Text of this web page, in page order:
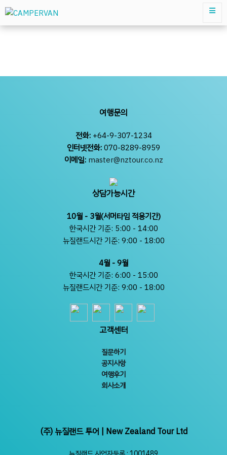
(주) 뉴질랜드 투어 | New Zealand Tour Ltd
여행문의
전화:+64-9-307-1234
인터넷전화:070-8289-8959
이메일: master@nztour.co.nz
상담가능시간
10월 - 3월(서머타임 적용기간)
한국시간 기준: 5:00 - 14:00
뉴질랜드시간 기준: 9:00 - 18:00
4월 - 9월
한국시간 기준: 6:00 - 15:00
뉴질랜드시간 기준: 9:00 - 18:00
고객센터
질문하기
공지사항
여행후기
회사소개